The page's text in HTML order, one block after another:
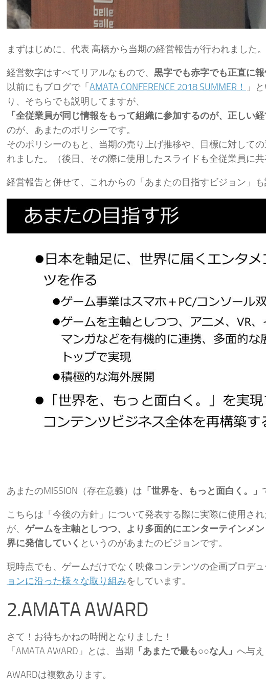
まずはじめに、代表 髙橋から当期の経営報告が行われました。
経営数字はすべてリアルなもので、 黒字でも赤字でも正直に
以前にもブログで「 AMATA CONFERENCE 2018 SUMMER！
」
り、そちらでも説明してますが、
「全従業員が同じ情報をもって組織に参加するのが、正しい経
のが、あまたのポリシーです。
そのポリシーのもと、当期の売り上げ推移や、目標に対して
れました。（後日、その際に使用したスライドも全従業員に共
経営報告と併せて、これからの「あまたの目指すビジョン」も
あまたのMISSION（存在意義）は 「世界を、もっと面白く。」
こちらは「今後の方針」について発表する際に実際に使用さ
が、 ゲームを主軸としつつ、より多面的にエンターテインメ
界に発信していく というのがあまたのビジョンです。
現時点でも、ゲームだけでなく映像コンテンツの企画プロデ
ョンに沿った様々な取り組みをしています。
2.AMATA AWARD
さて！お待ちかねの時間となりました！
「AMATA AWARD」とは、当期 「あまたで最も○○な人」 へ与え
AWARDは複数あります。